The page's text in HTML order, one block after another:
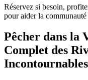
Réservez si besoin,
pour aider la communauté
Pêcher dans la
Complet des
Incontournables